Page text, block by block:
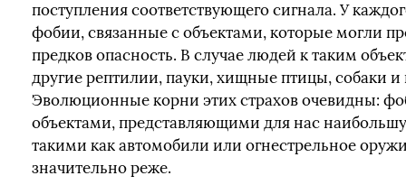
поступления соответствующего сигнала. У
фобии, связанные с объектами, которые могли
предков опасность. В случае людей к таким
другие рептилии, пауки, хищные птицы, собаки и
Эволюционные корни этих страхов очевидны:
объектами, представляющими для нас
такими как автомобили или огнестрельное
значительно реже.